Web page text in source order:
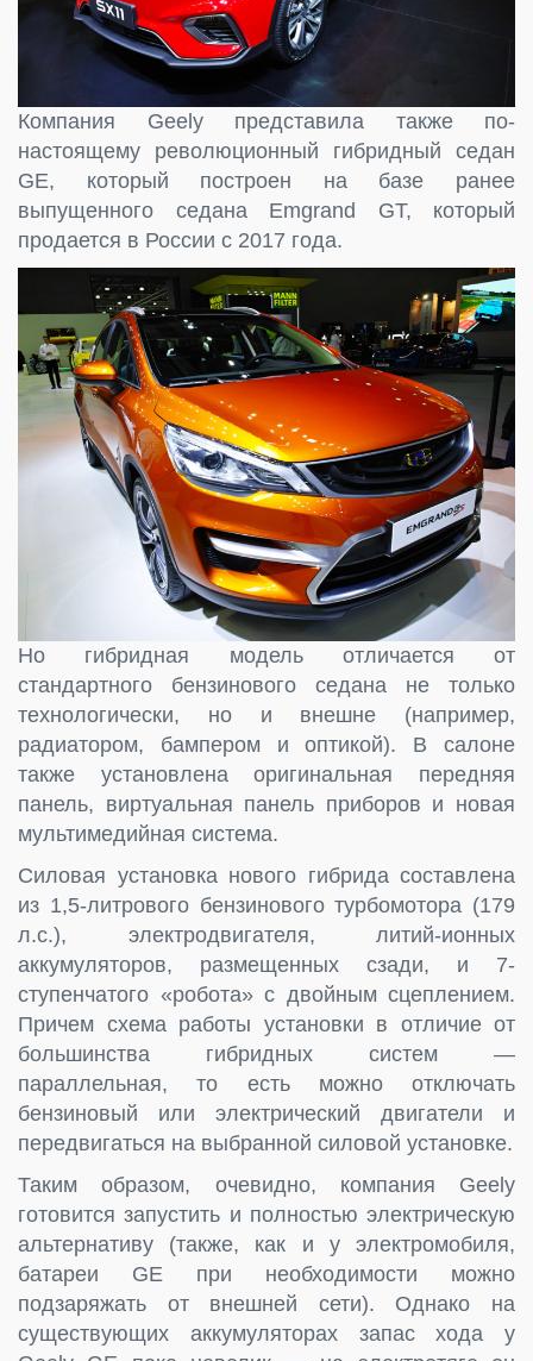
Компания Geely представила также по-
настоящему революционный гибридный седан
GE, который построен на базе ранее
выпущенного седана Emgrand GT, который
продается в России с 2017 года.
Но гибридная модель отличается от
стандартного бензинового седана не только
технологически, но и внешне (например,
радиатором, бампером и оптикой). В салоне
также установлена оригинальная передняя
панель, виртуальная панель приборов и новая
мультимедийная система.
Силовая установка нового гибрида составлена
из 1,5-литрового бензинового турбомотора (179
л.с.), электродвигателя, литий-ионных
аккумуляторов, размещенных сзади, и 7-
ступенчатого «робота» с двойным сцеплением.
Причем схема работы установки в отличие от
большинства гибридных систем —
параллельная, то есть можно отключать
бензиновый или электрический двигатели и
передвигаться на выбранной силовой установке.
Таким образом, очевидно, компания Geely
готовится запустить и полностью электрическую
альтернативу (также, как и у электромобиля,
батареи GE при необходимости можно
подзаряжать от внешней сети). Однако на
существующих аккумуляторах запас хода у